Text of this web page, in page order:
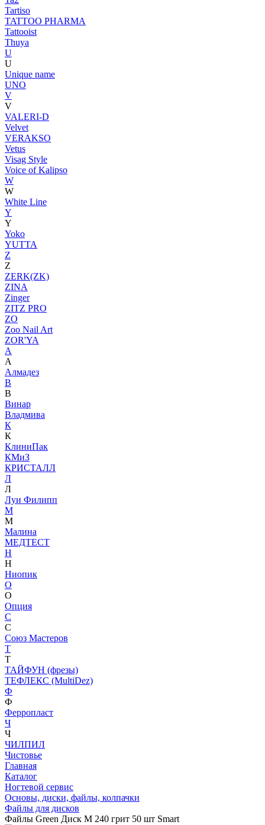
Tartiso
TATTOO PHARMA
Tattooist
Thuya
U
U
Unique name
UNO
V
V
VALERI-D
Velvet
VERAKSO
Vetus
Visag Style
Voice of Kalipso
W
W
White Line
Y
Y
Yoko
YUTTA
Z
Z
ZERK(ZK)
ZINA
Zinger
ZITZ PRO
ZO
Zoo Nail Art
ZOR'YA
А
А
Алмадез
В
В
Винар
Владмива
К
К
КлиниПак
КМиЗ
КРИСТАЛЛ
Л
Л
Луи Филипп
М
М
Малина
МЕДТЕСТ
Н
Н
Ниопик
О
О
Опция
С
С
Союз Мастеров
Т
Т
ТАЙФУН (фрезы)
ТЕФЛЕКС (MultiDez)
Ф
Ф
Ферропласт
Ч
Ч
ЧИЛПИЛ
Чистовье
Главная
Каталог
Ногтевой сервис
Основы, диски, файлы, колпачки
Файлы для дисков
Файлы Green Диск M 240 грит 50 шт Smart